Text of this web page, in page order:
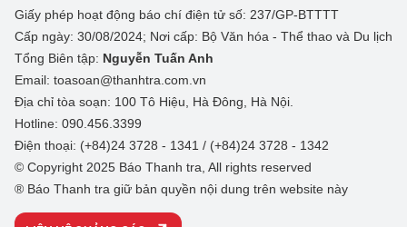
Giấy phép hoạt động báo chí điện tử số: 237/GP-BTTTT
Cấp ngày: 30/08/2024; Nơi cấp: Bộ Văn hóa - Thể thao và Du lịch
Tổng Biên tập: Nguyễn Tuấn Anh
Email: toasoan@thanhtra.com.vn
Địa chỉ tòa soạn: 100 Tô Hiệu, Hà Đông, Hà Nội.
Hotline: 090.456.3399
Điện thoại: (+84)24 3728 - 1341 / (+84)24 3728 - 1342
© Copyright 2025 Báo Thanh tra, All rights reserved
® Báo Thanh tra giữ bản quyền nội dung trên website này